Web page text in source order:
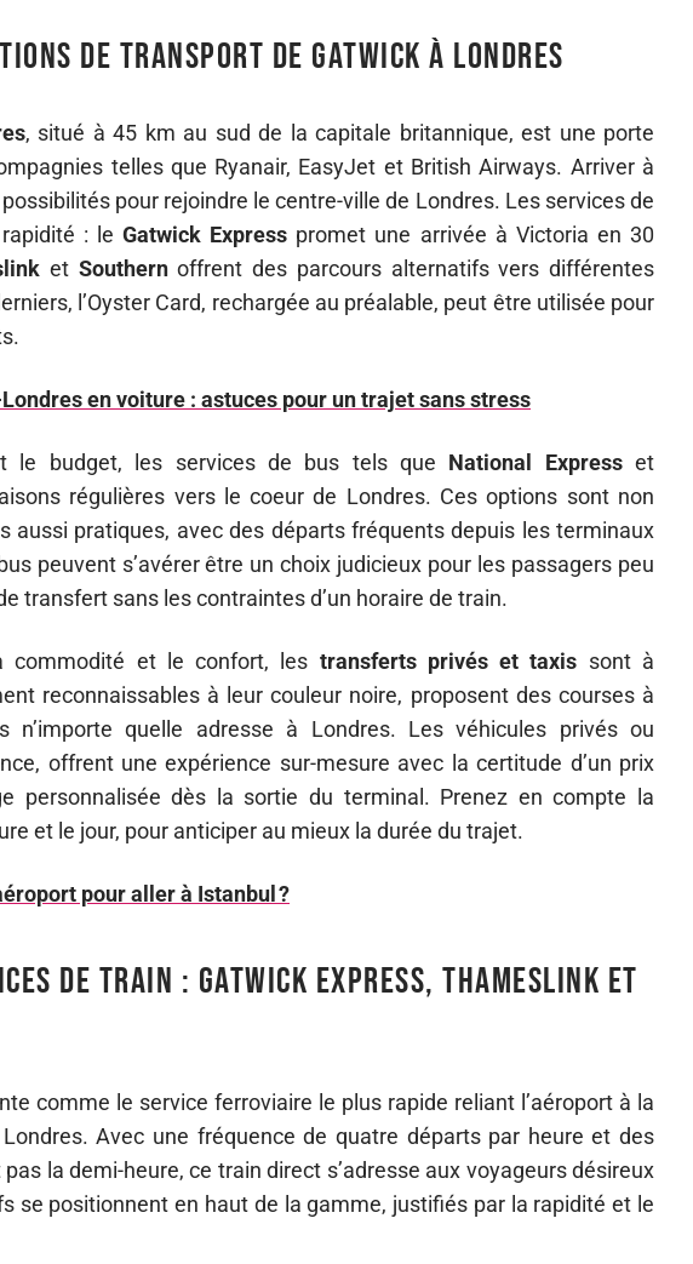
de transport de Gatwick à Londres
, situé à 45 km au sud de la capitale britannique, est une porte
telles que Ryanair, EasyJet et British Airways. Arriver à
pour rejoindre le centre-ville de Londres. Les services de
: le Gatwick Express promet une arrivée à Victoria en 30
et Southernoffrent des parcours alternatifs vers différentes
l’Oyster Card, rechargée au préalable, peut être utilisée pour
en voiture : astuces pour un trajet sans stress
le budget, les services de bus tels que National Expresset
régulières vers le coeur de Londres. Ces options sont non
aussi pratiques, avec des départs fréquents depuis les terminaux
peuvent s’avérer être un choix judicieux pour les passagers peu
transfert sans les contraintes d’un horaire de train.
commodité et le confort, les transferts privés et taxis sont à
reconnaissables à leur couleur noire, proposent des courses à
n’importe quelle adresse à Londres. Les véhicules privés ou
offrent une expérience sur-mesure avec la certitude d’un prix
personnalisée dès la sortie du terminal. Prenez en compte la
et le jour, pour anticiper au mieux la durée du trajet.
pour aller à Istanbul ?
de train : Gatwick Express, Thameslink et
comme le service ferroviaire le plus rapide reliant l’aéroport à la
Avec une fréquence de quatre départs par heure et des
la demi-heure, ce train direct s’adresse aux voyageurs désireux
se positionnent en haut de la gamme, justifiés par la rapidité et le